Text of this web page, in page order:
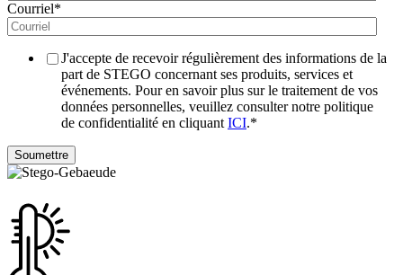
Courriel*
J'accepte de recevoir régulièrement des informations de la
part de STEGO concernant ses produits, services et
événements. Pour en savoir plus sur le traitement de vos
données personnelles, veuillez consulter notre politique
de confidentialité en cliquant ICI.*